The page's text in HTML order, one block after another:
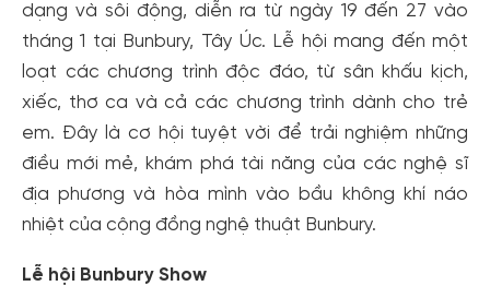
dạng và sôi động, diễn ra từ ngày 19 đến 27 vào
tháng 1 tại Bunbury, Tây Úc. Lễ hội mang đến một
loạt các chương trình độc đáo, từ sân khấu kịch,
xiếc, thơ ca và cả các chương trình dành cho trẻ
em. Đây là cơ hội tuyệt vời để trải nghiệm những
điều mới mẻ, khám phá tài năng của các nghệ sĩ
địa phương và hòa mình vào bầu không khí náo
nhiệt của cộng đồng nghệ thuật Bunbury.
Lễ hội Bunbury Show